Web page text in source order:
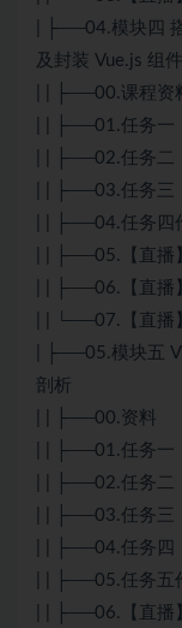
| ├──04.模块四
及封装 Vue.js 组
| | ├──00.课程资
| | ├──01.任务一
| | ├──02.任务二
| | ├──03.任务三
| | ├──04.任务四
| | ├──05.【直播
| | ├──06.【直播
| | └──07.【直播
| ├──05.模块五
剖析
| | ├──00.资料
| | ├──01.任务一
| | ├──02.任务二
| | ├──03.任务三
| | ├──04.任务四
| | ├──05.任务五
| | ├──06.【直播